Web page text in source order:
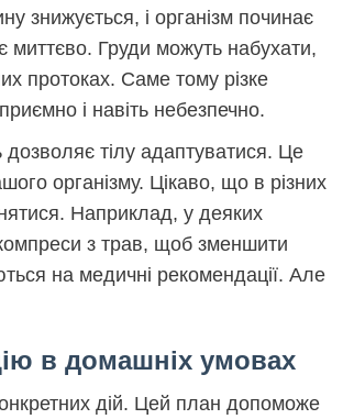
знижується, і організм починає
миттєво. Груди можуть набухати,
протоках. Саме тому різке
і навіть небезпечно.
дозволяє тілу адаптуватися. Це
організму. Цікаво, що в різних
Наприклад, у деяких
з трав, щоб зменшити
на медичні рекомендації. Але
в домашніх умовах
дій. Цей план допоможе